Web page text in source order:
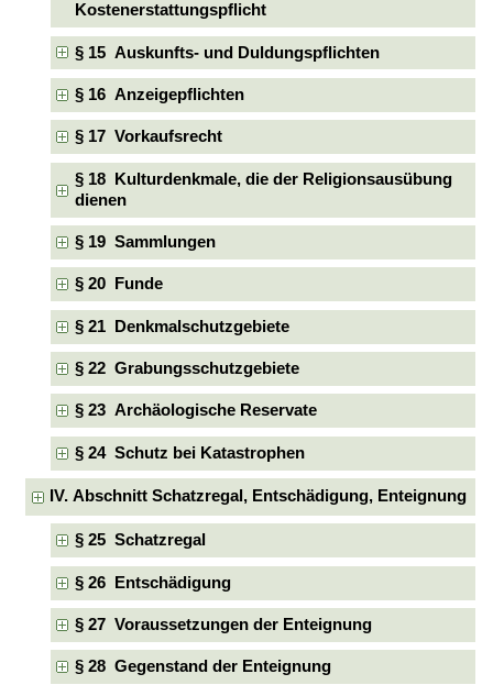
Kostenerstattungspflicht
§ 15 Auskunfts- und Duldungspflichten
§ 16 Anzeigepflichten
§ 17 Vorkaufsrecht
§ 18 Kulturdenkmale, die der Religionsausübung
dienen
§ 19 Sammlungen
§ 20 Funde
§ 21 Denkmalschutzgebiete
§ 22 Grabungsschutzgebiete
§ 23 Archäologische Reservate
§ 24 Schutz bei Katastrophen
IV. Abschnitt Schatzregal, Entschädigung, Enteignung
§ 25 Schatzregal
§ 26 Entschädigung
§ 27 Voraussetzungen der Enteignung
§ 28 Gegenstand der Enteignung